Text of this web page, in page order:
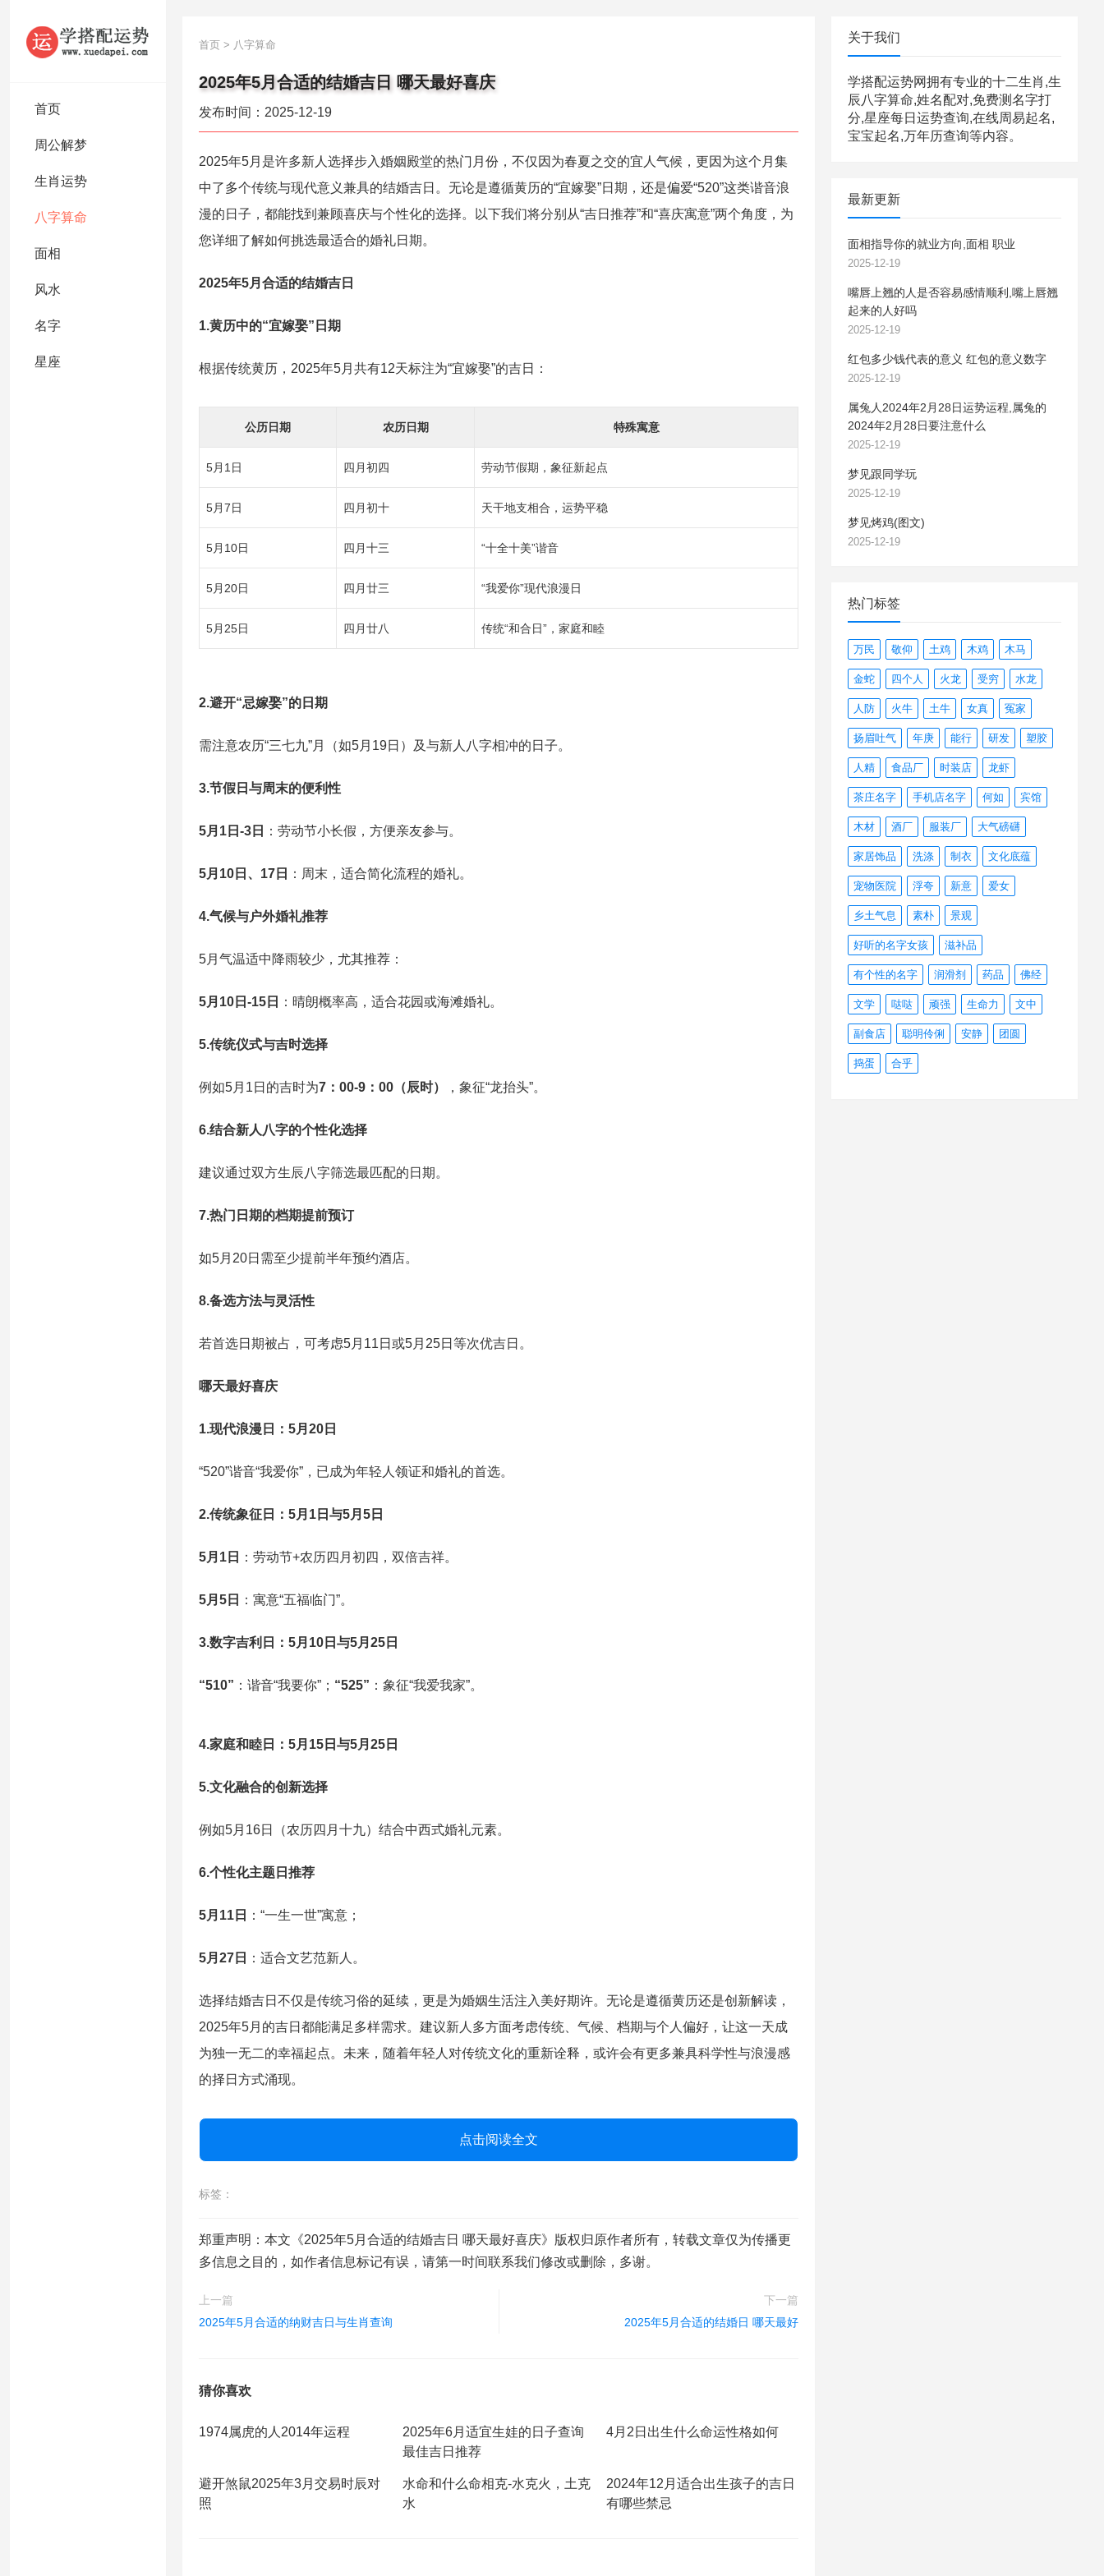
首页
周公解梦
生肖运势
八字算命
面相
风水
名字
星座
首页 > 八字算命
2025年5月合适的结婚吉日 哪天最好喜庆
发布时间：2025-12-19
2025年5月是许多新人选择步入婚姻殿堂的热门月份，不仅因为春夏之交的宜人气候，更因为这个月集
中了多个传统与现代意义兼具的结婚吉日。无论是遵循黄历的“宜嫁娶”日期，还是偏爱“520”这类谐音浪
漫的日子，都能找到兼顾喜庆与个性化的选择。以下我们将分别从“吉日推荐”和“喜庆寓意”两个角度，为
您详细了解如何挑选最适合的婚礼日期。
2025年5月合适的结婚吉日
1.黄历中的“宜嫁娶”日期
根据传统黄历，2025年5月共有12天标注为“宜嫁娶”的吉日：
公历日期 农历日期 特殊寓意
5月1日 四月初四 劳动节假期，象征新起点
5月7日 四月初十 天干地支相合，运势平稳
5月10日 四月十三 “十全十美”谐音
5月20日 四月廿三 “我爱你”现代浪漫日
5月25日 四月廿八 传统“和合日”，家庭和睦
2.避开“忌嫁娶”的日期
需注意农历“三七九”月（如5月19日）及与新人八字相冲的日子。
3.节假日与周末的便利性
5月1日-3日 ：劳动节小长假，方便亲友参与。
5月10日、17日 ：周末，适合简化流程的婚礼。
4.气候与户外婚礼推荐
5月气温适中降雨较少，尤其推荐：
5月10日-15日 ：晴朗概率高，适合花园或海滩婚礼。
5.传统仪式与吉时选择
例如5月1日的吉时为7：00-9：00（辰时） ，象征“龙抬头”。
6.结合新人八字的个性化选择
建议通过双方生辰八字筛选最匹配的日期。
7.热门日期的档期提前预订
如5月20日需至少提前半年预约酒店。
8.备选方法与灵活性
若首选日期被占，可考虑5月11日或5月25日等次优吉日。
哪天最好喜庆
1.现代浪漫日：5月20日
“520”谐音“我爱你”，已成为年轻人领证和婚礼的首选。
2.传统象征日：5月1日与5月5日
5月1日 ：劳动节+农历四月初四，双倍吉祥。
5月5日 ：寓意“五福临门”。
3.数字吉利日：5月10日与5月25日
“510” ：谐音“我要你”； “525” ：象征“我爱我家”。
4.家庭和睦日：5月15日与5月25日
5.文化融合的创新选择
例如5月16日（农历四月十九）结合中西式婚礼元素。
6.个性化主题日推荐
5月11日 ：“一生一世”寓意；
5月27日 ：适合文艺范新人。
选择结婚吉日不仅是传统习俗的延续，更是为婚姻生活注入美好期许。无论是遵循黄历还是创新解读，
2025年5月的吉日都能满足多样需求。建议新人多方面考虑传统、气候、档期与个人偏好，让这一天成
为独一无二的幸福起点。未来，随着年轻人对传统文化的重新诠释，或许会有更多兼具科学性与浪漫感
的择日方式涌现。
点击阅读全文
标签：
郑重声明：本文《2025年5月合适的结婚吉日 哪天最好喜庆》版权归原作者所有，转载文章仅为传播更
多信息之目的，如作者信息标记有误，请第一时间联系我们修改或删除，多谢。
上一篇
2025年5月合适的纳财吉日与生肖查询
下一篇
2025年5月合适的结婚日 哪天最好
猜你喜欢
1974属虎的人2014年运程
2025年6月适宜生娃的日子查询
最佳吉日推荐
4月2日出生什么命运性格如何
避开煞鼠2025年3月交易时辰对
照
水命和什么命相克-水克火，土克
水
2024年12月适合出生孩子的吉日
有哪些禁忌
关于我们
学搭配运势网拥有专业的十二生肖,生
辰八字算命,姓名配对,免费测名字打
分,星座每日运势查询,在线周易起名,
宝宝起名,万年历查询等内容。
最新更新
面相指导你的就业方向,面相 职业
2025-12-19
嘴唇上翘的人是否容易感情顺利,嘴上唇翘
起来的人好吗
2025-12-19
红包多少钱代表的意义 红包的意义数字
2025-12-19
属兔人2024年2月28日运势运程,属兔的
2024年2月28日要注意什么
2025-12-19
梦见跟同学玩
2025-12-19
梦见烤鸡(图文)
2025-12-19
热门标签
万民 敬仰 土鸡 木鸡 木马
金蛇 四个人 火龙 受穷 水龙
人防 火牛 土牛 女真 冤家
扬眉吐气 年庚 能行 研发 塑胶
人精 食品厂 时装店 龙虾
茶庄名字 手机店名字 何如 宾馆
木材 酒厂 服装厂 大气磅礴
家居饰品 洗涤 制衣 文化底蕴
宠物医院 浮夸 新意 爱女
乡土气息 素朴 景观
好听的名字女孩 滋补品
有个性的名字 润滑剂 药品 佛经
文学 哒哒 顽强 生命力 文中
副食店 聪明伶俐 安静 团圆
捣蛋 合乎